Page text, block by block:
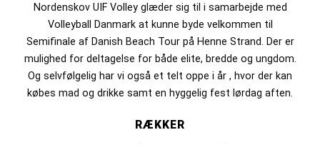
Nordenskov UIF Volley glæder sig til i samarbejde med
Volleyball Danmark at kunne byde velkommen til
Semifinale af Danish Beach Tour på Henne Strand. Der er
mulighed for deltagelse for både elite, bredde og ungdom.
Og selvfølgelig har vi også et telt oppe i år , hvor der kan
købes mad og drikke samt en hyggelig fest lørdag aften.
RÆKKER